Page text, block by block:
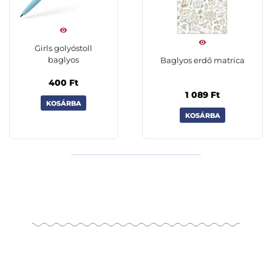
Girls golyóstoll
baglyos
400 Ft
KOSÁRBA
Baglyos erdő matrica
1 089 Ft
KOSÁRBA